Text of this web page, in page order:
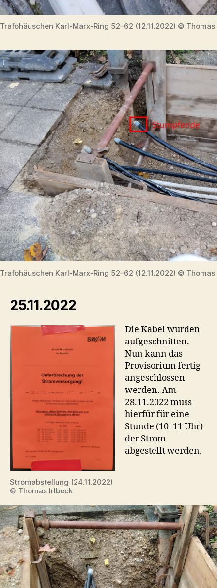
Trafohäuschen Karl-Marx-Ring 52–62 (12.11.2022) ©
Trafohäuschen Karl-Marx-Ring 52–62 (12.11.2022) ©
25.11.2022
Stromabstellung (24.11.2022)
© Thomas Irlbeck
Die Kabel wurden
aufgeschnitten.
Nun kann das
Provisorium fertig
angeschlossen
werden. Am
28.11.2022 muss
hierfür für eine
Stunde (10–11 Uhr)
der Strom
abgestellt werden.